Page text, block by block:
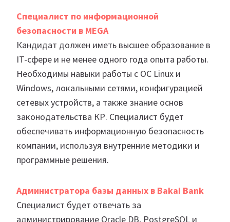
Специалист по информационной
безопасности в MEGA
Кандидат должен иметь высшее образование в
IT-сфере и не менее одного года опыта работы.
Необходимы навыки работы с ОС Linux и
Windows, локальными сетями, конфигурацией
сетевых устройств, а также знание основ
законодательства КР. Специалист будет
обеспечивать информационную безопасность
компании, используя внутренние методики и
программные решения.
Администратора базы данных в Bakai Bank
Специалист будет отвечать за
администрирование Oracle DB, PostgreSQL и